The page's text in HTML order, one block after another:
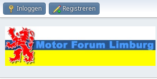
Inloggen Registreren